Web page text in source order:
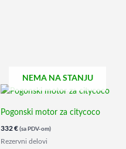
NEMA NA STANJU
Pogonski motor za citycoco
332€(sa PDV-om)
Rezervni delovi